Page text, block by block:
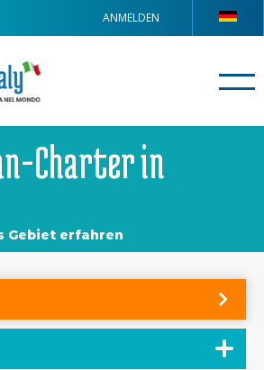
ANMELDEN
Charter in
Gebiet erfahren